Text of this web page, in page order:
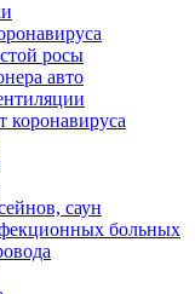
росы
авто
коронавируса
саун
больных